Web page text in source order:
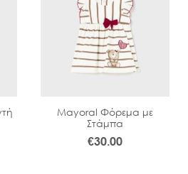
Mayoral Φόρεμα με
Στάμπα
€30.00